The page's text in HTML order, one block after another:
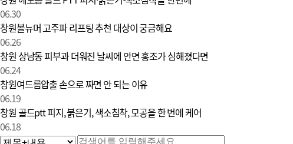
06.30
창원볼뉴머 고주파 리프팅 추천 대상이 궁금해요
06.26
창원 상남동 피부과 더워진 날씨에 안면 홍조가 심해졌다면
06.24
창원여드름압출 손으로 짜면 안 되는 이유
06.19
창원 골드ptt 피지, 붉은기, 색소침착, 모공을 한 번에 케어
06.18